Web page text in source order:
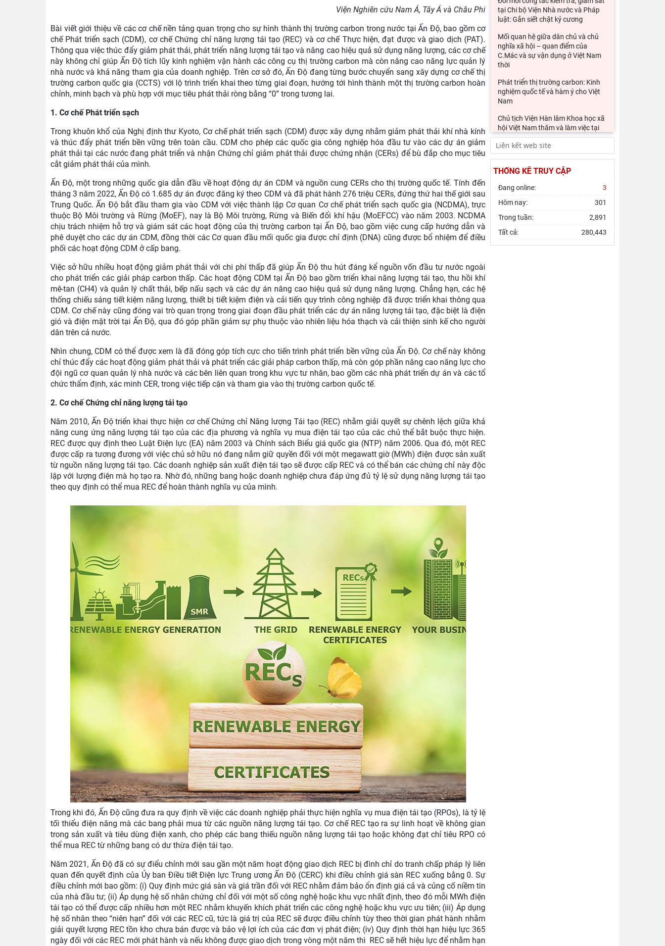
Viện Nghiên cứu Nam Á, Tây Á và Châu Phi
Bài viết giới thiệu về các cơ chế nền tảng quan trọng cho sự hình thành thị trường carbon trong nước tại Ấn Độ, bao gồm cơ
chế Phát triển sạch (CDM), cơ chế Chứng chỉ năng lượng tái tạo (REC) và cơ chế Thực hiện, đạt được và giao dịch (PAT).
Thông qua việc thúc đẩy giảm phát thải, phát triển năng lượng tái tạo và nâng cao hiệu quả sử dụng năng lượng, các cơ chế
này không chỉ giúp Ấn Độ tích lũy kinh nghiệm vận hành các công cụ thị trường carbon mà còn nâng cao năng lực quản lý
nhà nước và khả năng tham gia của doanh nghiệp. Trên cơ sở đó, Ấn Độ đang từng bước chuyển sang xây dựng cơ chế thị
trường carbon quốc gia (CCTS) với lộ trình triển khai theo từng giai đoạn, hướng tới hình thành một thị trường carbon hoàn
chỉnh, minh bạch và phù hợp với mục tiêu phát thải ròng bằng “0” trong tương lai.
1. Cơ chế Phát triển sạch
Trong khuôn khổ của Nghị định thư Kyoto, Cơ chế phát triển sạch (CDM) được xây dựng nhằm giảm phát thải khí nhà kính
và thúc đẩy phát triển bền vững trên toàn cầu. CDM cho phép các quốc gia công nghiệp hóa đầu tư vào các dự án giảm
phát thải tại các nước đang phát triển và nhận Chứng chỉ giảm phát thải được chứng nhận (CERs) để bù đắp cho mục tiêu
cắt giảm phát thải của mình.
Ấn Độ, một trong những quốc gia dẫn đầu về hoạt động dự án CDM và nguồn cung CERs cho thị trường quốc tế. Tính đến
tháng 3 năm 2022, Ấn Độ có 1.685 dự án được đăng ký theo CDM và đã phát hành 276 triệu CERs, đứng thứ hai thế giới sau
Trung Quốc. Ấn Độ bắt đầu tham gia vào CDM với việc thành lập Cơ quan Cơ chế phát triển sạch quốc gia (NCDMA), trực
thuộc Bộ Môi trường và Rừng (MoEF), nay là Bộ Môi trường, Rừng và Biến đổi khí hậu (MoEFCC) vào năm 2003. NCDMA
chịu trách nhiệm hỗ trợ và giám sát các hoạt động của thị trường carbon tại Ấn Độ, bao gồm việc cung cấp hướng dẫn và
phê duyệt cho các dự án CDM, đồng thời các Cơ quan đầu mối quốc gia được chỉ định (DNA) cũng được bổ nhiệm để điều
phối các hoạt động CDM ở cấp bang.
Việc sở hữu nhiều hoạt động giảm phát thải với chi phí thấp đã giúp Ấn Độ thu hút đáng kể nguồn vốn đầu tư nước ngoài
cho phát triển các giải pháp carbon thấp. Các hoạt động CDM tại Ấn Độ bao gồm triển khai năng lượng tái tạo, thu hồi khí
mê-tan (CH4) và quản lý chất thải, bếp nấu sạch và các dự án nâng cao hiệu quả sử dụng năng lượng. Chẳng hạn, các hệ
thống chiếu sáng tiết kiệm năng lượng, thiết bị tiết kiệm điện và cải tiến quy trình công nghiệp đã được triển khai thông qua
CDM. Cơ chế này cũng đóng vai trò quan trọng trong giai đoạn đầu phát triển các dự án năng lượng tái tạo, đặc biệt là điện
gió và điện mặt trời tại Ấn Độ, qua đó góp phần giảm sự phụ thuộc vào nhiên liệu hóa thạch và cải thiện sinh kế cho người
dân trên cả nước.
Nhìn chung, CDM có thể được xem là đã đóng góp tích cực cho tiến trình phát triển bền vững của Ấn Độ. Cơ chế này không
chỉ thúc đẩy các hoạt động giảm phát thải và phát triển các giải pháp carbon thấp, mà còn góp phần nâng cao năng lực cho
đội ngũ cơ quan quản lý nhà nước và các bên liên quan trong khu vực tư nhân, bao gồm các nhà phát triển dự án và các tổ
chức thẩm định, xác minh CER, trong việc tiếp cận và tham gia vào thị trường carbon quốc tế.
2. Cơ chế Chứng chỉ năng lượng tái tạo
Năm 2010, Ấn Độ triển khai thực hiện cơ chế Chứng chỉ Năng lượng Tái tạo (REC) nhằm giải quyết sự chênh lệch giữa khả
năng cung ứng năng lượng tái tạo của các địa phương và nghĩa vụ mua điện tái tạo của các chủ thể bắt buộc thực hiện.
REC được quy định theo Luật Điện lực (EA) năm 2003 và Chính sách Biểu giá quốc gia (NTP) năm 2006. Qua đó, một REC
được cấp ra tương đương với việc chủ sở hữu nó đang nắm giữ quyền đối với một megawatt giờ (MWh) điện được sản xuất
từ nguồn năng lượng tái tạo. Các doanh nghiệp sản xuất điện tái tạo sẽ được cấp REC và có thể bán các chứng chỉ này độc
lập với lượng điện mà họ tạo ra. Nhờ đó, những bang hoặc doanh nghiệp chưa đáp ứng đủ tỷ lệ sử dụng năng lượng tái tạo
theo quy định có thể mua REC để hoàn thành nghĩa vụ của mình.
Trong khi đó, Ấn Độ cũng đưa ra quy định về việc các doanh nghiệp phải thực hiện nghĩa vụ mua điện tái tạo (RPOs), là tỷ lệ
tối thiểu điện năng mà các bang phải mua từ các nguồn năng lượng tái tạo. Cơ chế REC tạo ra sự linh hoạt về không gian
trong sản xuất và tiêu dùng điện xanh, cho phép các bang thiếu nguồn năng lượng tái tạo hoặc không đạt chỉ tiêu RPO có
thể mua REC từ những bang có dư thừa điện tái tạo.
Năm 2021, Ấn Độ đã có sự điểu chỉnh mới sau gần một năm hoạt động giao dịch REC bị đình chỉ do tranh chấp pháp lý liên
quan đến quyết định của Ủy ban Điều tiết Điện lực Trung ương Ấn Độ (CERC) khi điều chỉnh giá sàn REC xuống bằng 0. Sự
điều chỉnh mới bao gồm: (i) Quy định mức giá sàn và giá trần đối với REC nhằm đảm bảo ổn định giá cả và củng cố niềm tin
của nhà đầu tư; (ii) Áp dụng hệ số nhân chứng chỉ đối với một số công nghệ hoặc khu vực nhất định, theo đó mỗi MWh điện
tái tạo có thể được cấp nhiều hơn một REC nhằm khuyến khích phát triển các công nghệ hoặc khu vực ưu tiên; (iii) Áp dụng
hệ số nhân theo “niên hạn” đối với các REC cũ, tức là giá trị của REC sẽ được điều chỉnh tùy theo thời gian phát hành nhằm
giải quyết lượng REC tồn kho chưa bán được và bảo vệ lợi ích của các đơn vị phát điện; (iv) Quy định thời hạn hiệu lực 365
ngày đối với các REC mới phát hành và nếu không được giao dịch trong vòng một năm thì REC sẽ hết hiệu lực để nhằm hạn
tại Chi bộ Viện Nhà nước và Pháp
luật: Gắn siết chặt kỷ cương
Mối quan hệ giữa dân chủ và chủ
nghĩa xã hội – quan điểm của
C.Mác và sự vận dụng ở Việt Nam
thời
Phát triển thị trường carbon: Kinh
nghiệm quốc tế và hàm ý cho Việt
Nam
Chủ tịch Viện Hàn lâm Khoa học xã
hội Việt Nam thăm và làm việc tại
Viện Khoa học Kinh tế và Xã hội
THỐNG KÊ TRUY CẬP
Đang online:
3
Hôm nay:
301
Trong tuần:
2,891
Tất cả:
280,443